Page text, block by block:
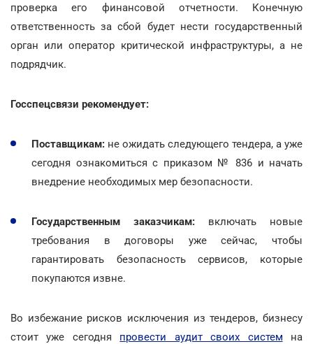
проверка его финансовой отчетности. Конечную
ответственность за сбой будет нести государственный
орган или оператор критической инфраструктуры, а не
подрядчик.
Госспецсвязи рекомендует:
Поставщикам: не ожидать следующего тендера, а уже
сегодня ознакомиться с приказом № 836 и начать
внедрение необходимых мер безопасности.
Государственным заказчикам: включать новые
требования в договоры уже сейчас, чтобы
гарантировать безопасность сервисов, которые
покупаются извне.
Во избежание рисков исключения из тендеров, бизнесу
стоит уже сегодня провести аудит своих систем на